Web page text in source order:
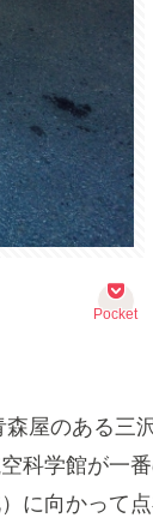
Pocket
屋のある三
科学館が一
に向かって